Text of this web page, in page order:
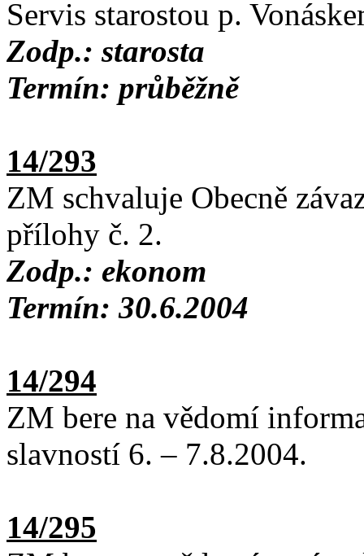
Servis starostou p.
Zodp.: starosta
Termín: průběžně
14/293
ZM schvaluje Obecně
přílohy č. 2.
Zodp.: ekonom
Termín: 30.6.2004
14/294
ZM bere na vědomí
slavností 6. – 7.8.2004.
14/295